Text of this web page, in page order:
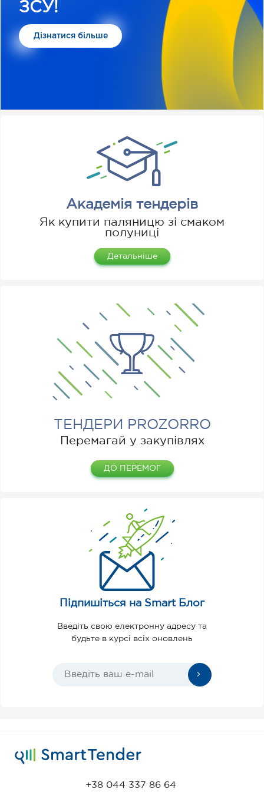
ЗСУ!
Дізнатися більше
Академія тендерів
Як купити паляницю зі смаком
полуниці
Детальніше
Підпишіться на Smart Блог
Введіть свою електронну адресу та
будьте в курсі всіх оновлень
ТЕНДЕРИ PROZORRO
Перемагай у закупівлях
ДО ПЕРЕМОГ
+38 044 337 86 64